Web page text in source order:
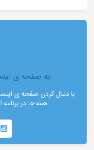
به صفحه ی
با دنبال کردن صفحه ی
همه جا در